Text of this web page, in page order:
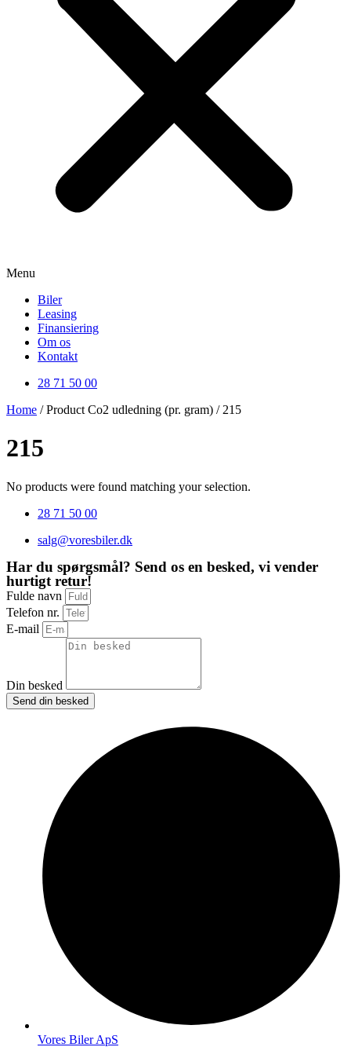
Menu
Biler
Leasing
Finansiering
Om os
Kontakt
28 71 50 00
Home / Product Co2 udledning (pr. gram) / 215
215
No products were found matching your selection.
28 71 50 00
salg@voresbiler.dk
Har du spørgsmål? Send os en besked, vi vender
hurtigt retur!
Fulde navn
Telefon nr.
E-mail
Din besked
Send din besked
Vores Biler ApS